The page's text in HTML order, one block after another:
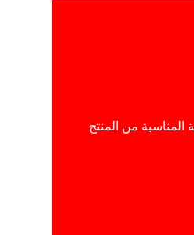
المناسبة من المنتج